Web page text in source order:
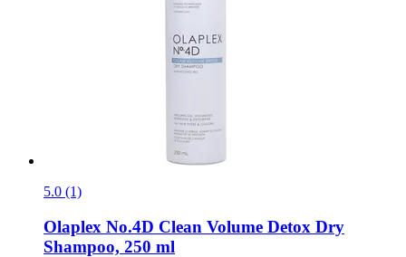
5.0 (1)
Olaplex No.4D Clean Volume Detox Dry
Shampoo, 250 ml